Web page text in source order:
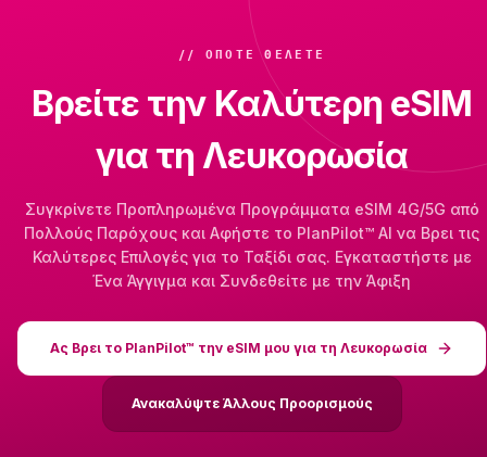
// ΌΠΟΤΕ ΘΈΛΕΤΕ
Βρείτε την Καλύτερη eSIM
για τη Λευκορωσία
Συγκρίνετε Προπληρωμένα Προγράμματα eSIM 4G/5G από
Πολλούς Παρόχους και Αφήστε το PlanPilot™ AI να Βρει τις
Καλύτερες Επιλογές για το Ταξίδι σας. Εγκαταστήστε με
Ένα Άγγιγμα και Συνδεθείτε με την Άφιξη
Ας Βρει το PlanPilot™ την eSIM μου για τη Λευκορωσία
Ανακαλύψτε Άλλους Προορισμούς